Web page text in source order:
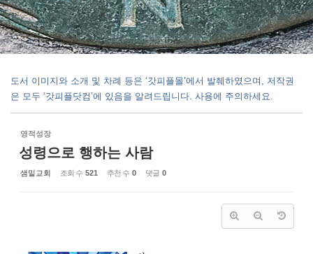
도서 이미지와 소개 및 차례 등은 ‘갓피플몰’에서 발췌하였으며, 저작권
은 모두 ‘갓피플닷컴’에 있음을 알려드립니다. 사용에 주의하세요.
영적성장
성령으로 행하는 사람
샘밑교회 조회 수 521 추천 수 0 댓글 0
Sketchbook5, 스케치북5